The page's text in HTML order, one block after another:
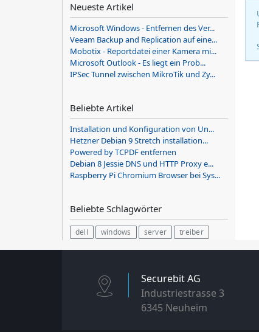
Neueste Artikel
Microsoft Windows - Entfernen des Ver...
Veeam Backup and Replication auf eine...
Mobotix - Reportdatei einer Kamera mi...
Microsoft Outlook - Es liegt ein Prob...
IPSec Tunnel zwischen MikroTik und Zy...
Beliebte Artikel
Installation und Konfiguration von Un...
Hetzner Debian 9 Stretch installation...
Powered by TCPDF entfernen
Debian 8 Jessie DNS und HTTP Proxy e...
Raspberry Pi Chromium Browser bei Sys...
Beliebte Schlagwörter
dell windows server treiber
Securebit AG
Industriestrasse 3
6345 Neuheim